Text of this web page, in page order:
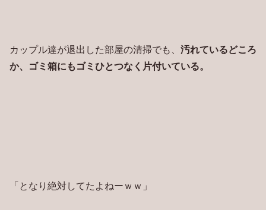
カップル達が退出した部屋の清掃でも、 汚れているどころ
か、ゴミ箱にもゴミひとつなく片付いている。
「となり絶対してたよねーｗｗ」